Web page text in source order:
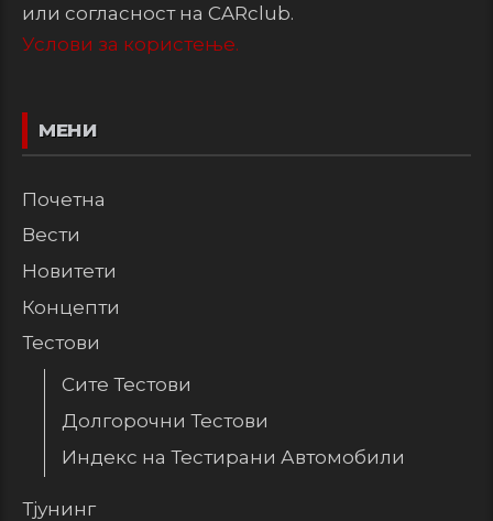
или согласност на CARclub.
Услови за користење.
МЕНИ
Почетна
Вести
Новитети
Концепти
Тестови
Сите Тестови
Долгорочни Тестови
Индекс на Тестирани Автомобили
Тјунинг